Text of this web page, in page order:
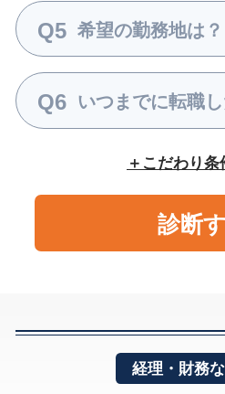
Q5 希望の勤務地は？
Q6 いつまでに転職
こだわり条
診断
経理・財務